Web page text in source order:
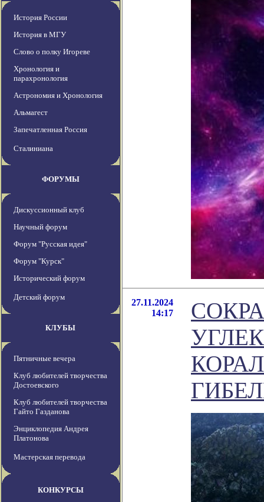
История России
История в МГУ
Слово о полку Игореве
Хронология и
парахронология
Астрономия и Хронология
Альмагест
Запечатленная Россия
Сталиниана
ФОРУМЫ
Дискуссионный клуб
Научный форум
Форум "Русская идея"
Форум "Курск"
Исторический форум
Детский форум
КЛУБЫ
Пятничные вечера
Клуб любителей творчества
Достоевского
Клуб любителей творчества
Гайто Газданова
Энциклопедия Андрея
Платонова
Мастерская перевода
КОНКУРСЫ
27.11.2024
14:17